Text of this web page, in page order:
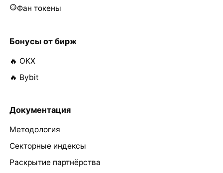
Фан токены
Бонусы от бирж
🔥 OKX
🔥 Bybit
Документация
Методология
Секторные индексы
Раскрытие партнёрства